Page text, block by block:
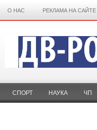
О НАС РЕКЛАМА НА САЙТЕ
СПОРТ НАУКА ЧП